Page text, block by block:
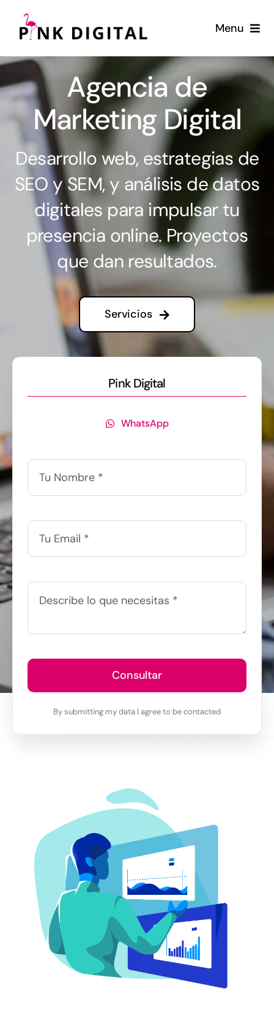
Saltar
Menu
Home
Servicios
Diseño Web
Agencia de
Marketing Digital
Desarrollo web, estrategias de
SEO y SEM, y análisis de datos
digitales para impulsar tu
presencia online. Proyectos
que dan resultados.
Servicios
Pink Digital
WhatsApp
Consultar
By submitting my data I agree to be contacted